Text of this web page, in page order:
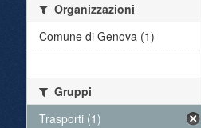
Organizzazioni
Comune di Genova (1)
Gruppi
Trasporti (1)